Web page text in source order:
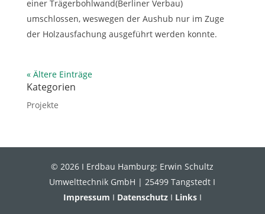
einer Trägerbohlwand(Berliner Verbau)
umschlossen, weswegen der Aushub nur im Zuge
der Holzausfachung ausgeführt werden konnte.
« Ältere Einträge
Kategorien
Projekte
© 2026 I Erdbau Hamburg; Erwin Schultz
Umwelttechnik GmbH | 25499 Tangstedt I
Impressum I DatenschutzI LinksI